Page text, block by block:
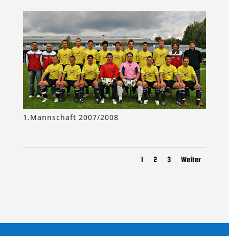
1.Mannschaft 2007/2008
1 2 3 Weiter